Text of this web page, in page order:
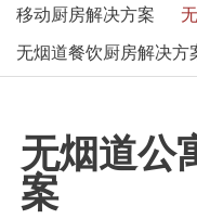
移动厨房解决方案
无烟道餐饮厨房解决方
无烟道公
案